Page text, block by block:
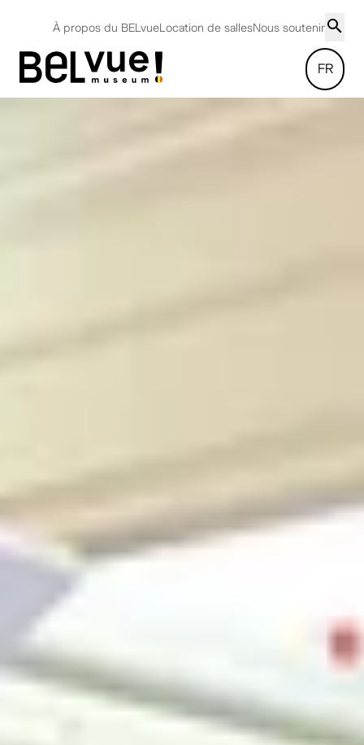
À propos du BELvueLocation de sallesNous soutenir
FR